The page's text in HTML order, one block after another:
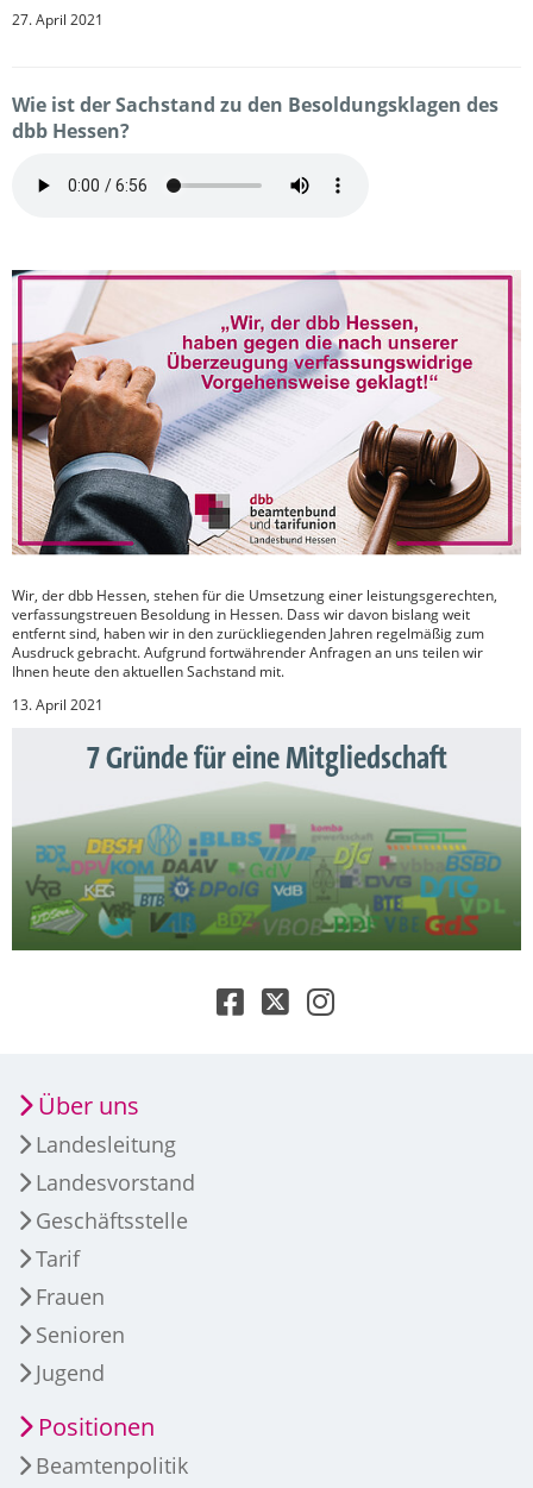
27. April 2021
Wie ist der Sachstand zu den Besoldungsklagen des
dbb Hessen?
Wir, der dbb Hessen, stehen für die Umsetzung einer leistungsgerechten,
verfassungstreuen Besoldung in Hessen. Dass wir davon bislang weit
entfernt sind, haben wir in den zurückliegenden Jahren regelmäßig zum
Ausdruck gebracht. Aufgrund fortwährender Anfragen an uns teilen wir
Ihnen heute den aktuellen Sachstand mit.
13. April 2021
7 Gründe für eine Mitgliedschaft
Über uns
Landesleitung
Landesvorstand
Geschäftsstelle
Tarif
Frauen
Senioren
Jugend
Positionen
Beamtenpolitik